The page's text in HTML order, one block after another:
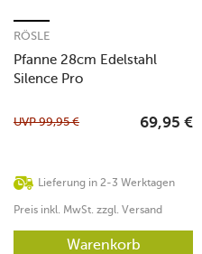
Pfanne 28cm Edelstahl
Silence Pro
RÖSLE
Lieferung in 2-3 Werktagen
UVP99,95 € 69,95 €
Preis inkl. MwSt. zzgl. Versand
Warenkorb